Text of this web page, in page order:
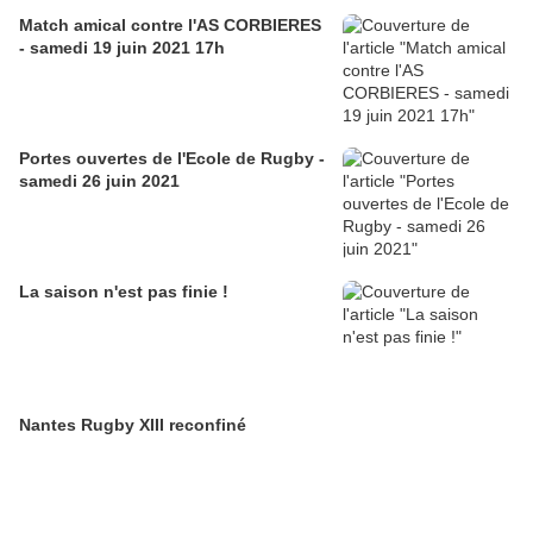
Match amical contre l'AS CORBIERES
- samedi 19 juin 2021 17h
Portes ouvertes de l'Ecole de Rugby -
samedi 26 juin 2021
La saison n'est pas finie !
Nantes Rugby XIII reconfiné